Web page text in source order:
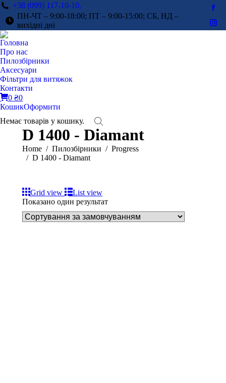
+38 (099) 117-10-10,
ПН-ЧТ – 9:00-18:00; ПТ – 9:00-15:00; СБ, НД –
вихідні дні
Головна
Про нас
Пилозбірники
Аксесуари
Фільтри для витяжок
Контакти
0 ₴0
КошикОформити
Немає товарів у кошику.
D 1400 - Diamant
You are here:
Home Пилозбірники
Progress
D 1400 - Diamant
Grid view
List view
Показано один результат